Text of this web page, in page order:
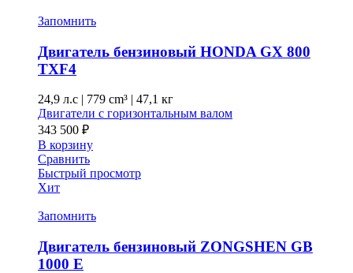
Запомнить
Двигатель бензиновый HONDA GX 800
TXF4
24,9 л.с | 779 cm³ | 47,1 кг
Двигатели с горизонтальным валом
343 500 ₽
В корзину
Сравнить
Быстрый просмотр
Хит
Запомнить
Двигатель бензиновый ZONGSHEN GB
1000 E